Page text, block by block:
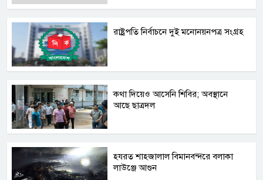
রাষ্ট্রপতি নির্বাচনে দুই মনোনয়নপত্র সংগ্রহ
কথা দিয়েও আসেনি শিবির; অবস্থানে
আছে ছাত্রদল
হযরত শাহজালাল বিমানবন্দরে বলাকা
লাউঞ্জে আগুন